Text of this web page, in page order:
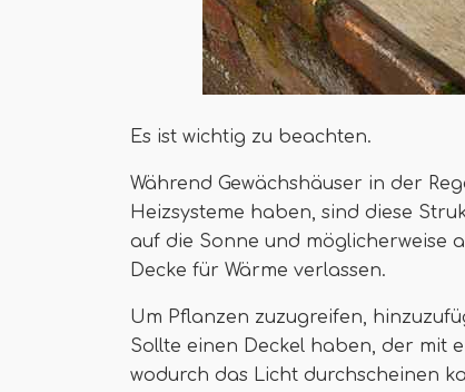
Es ist wichtig zu beachten.
Während Gewächshäuser in der
Heizsysteme haben, sind diese
auf die Sonne und möglicherweise
Decke für Wärme verlassen.
Um Pflanzen zuzugreifen,
Sollte einen Deckel haben, der mit
wodurch das Licht durchscheinen